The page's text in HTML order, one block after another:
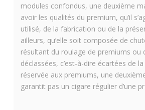
modules confondus, une deuxième
avoir les qualités du premium, qu’il
utilisé, de la fabrication ou de la
ailleurs, qu’elle soit composée de
résultant du roulage de premiums ou
déclassées, c’est-à-dire écartées de
réservée aux premiums, une
garantit pas un cigare régulier d’une